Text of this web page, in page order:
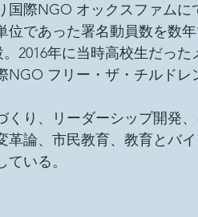
国際NGO オックスファム
位であった署名動員数を数
2016年に当時高校生だっ
NGO フリー・ザ・チルド
くり、リーダーシップ開発
革論、市民教育、教育とバ
いる。